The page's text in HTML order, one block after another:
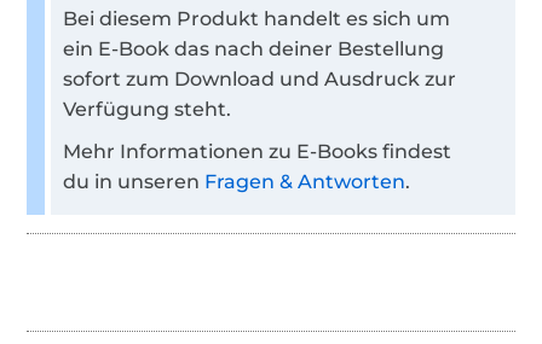
Bei diesem Produkt handelt es sich um
ein E-Book das nach deiner Bestellung
sofort zum Download und Ausdruck zur
Verfügung steht.
Mehr Informationen zu E-Books findest
du in unseren Fragen & Antworten.